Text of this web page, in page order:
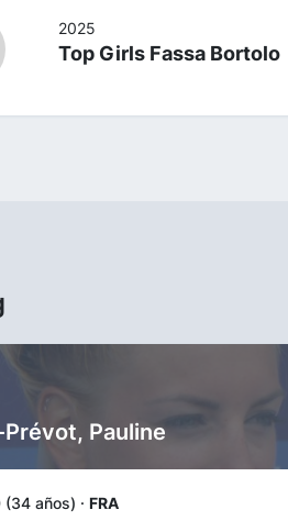
2025
Top Girls Fassa Bortolo
Pauline
años) · FRA